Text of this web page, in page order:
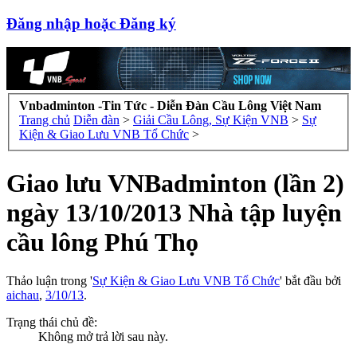
Đăng nhập hoặc Đăng ký
Vnbadminton -Tin Tức - Diễn Đàn Cầu Lông Việt Nam
Trang chủ Diễn đàn > Giải Cầu Lông, Sự Kiện VNB > Sự
Kiện & Giao Lưu VNB Tổ Chức >
Giao lưu VNBadminton (lần 2)
ngày 13/10/2013 Nhà tập luyện
cầu lông Phú Thọ
Thảo luận trong 'Sự Kiện & Giao Lưu VNB Tổ Chức' bắt đầu bởi
aichau, 3/10/13.
Trạng thái chủ đề:
Không mở trả lời sau này.